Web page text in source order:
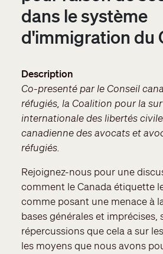
dans le système
d'immigration du
Description
Co-presenté par le Conseil
réfugiés, la Coalition pour la
internationale des libertés
canadienne des avocats et
réfugiés.
Rejoignez-nous pour une
comment le Canada étiquette
comme posant une menace à
bases générales et imprécises,
répercussions que cela a sur
les moyens que nous avons